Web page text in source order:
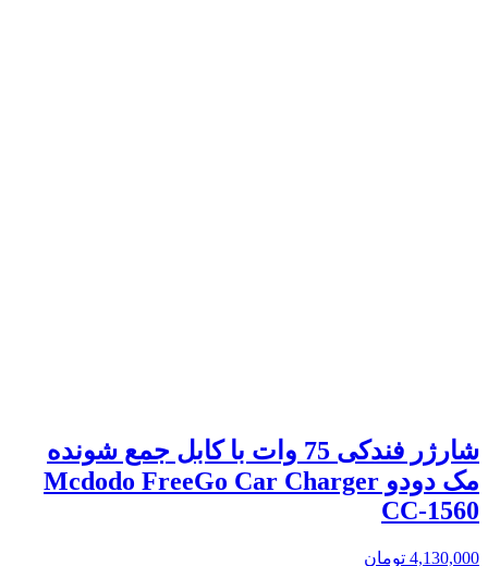
شارژر فندکی 75 وات با کابل جمع شونده
مک دودو Mcdodo FreeGo Car Charger
CC-1560
4,130,000 تومان